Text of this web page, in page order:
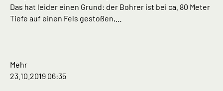
Das hat leider einen Grund: der Bohrer ist bei ca. 80 Meter
Tiefe auf einen Fels gestoßen,…
Mehr
23.10.2019 06:35